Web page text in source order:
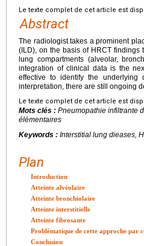
Le texte complet de cet article est
Abstract
The radiologist takes a prominent
(ILD), on the basis of HRCT findings
lung compartments (alveolar,
integration of clinical data is the
effective to identify the
interpretation, there are still ongoing
Le texte complet de cet article est
Mots clés : Pneumopathie infiltrante
élémentaires
Keywords : Interstitial lung dieases,
Plan
Introduction
Atteinte alvéolaire
Atteinte bronchiolaire
Atteinte interstitielle
Atteinte fibrosante
Problématique de cette approche par
Conclusion